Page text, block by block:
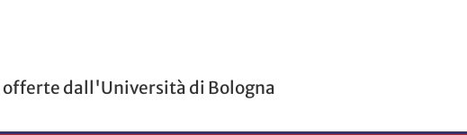
dall'Università di Bologna